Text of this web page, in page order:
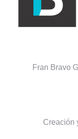
Fran Bravo
Creación